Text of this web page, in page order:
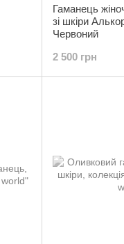
Гаманець
зі шкіри
Червоний
2 500 грн